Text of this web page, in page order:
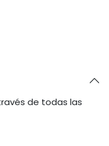
de todas las